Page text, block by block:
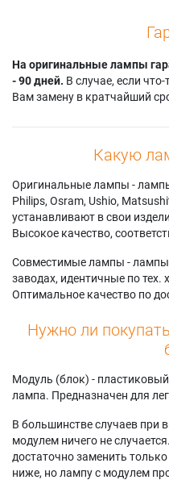
На оригинальные лампы
- 90 дней. В случае, если
Вам замену в кратчайший
Какую
Оригинальные лампы -
Philips, Osram, Ushio,
устанавливают в свои
Высокое качество,
Совместимые лампы - лампы
заводах, идентичные по тех.
Оптимальное качество по
Нужно ли
Модуль (блок) -
лампа. Предназначен для
В большинстве случаев при
модулем ничего не
достаточно заменить
ниже, но лампу с модулем